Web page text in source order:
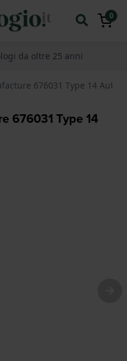
0
da oltre 25 anni
676031 Type 14
676031 Type 14